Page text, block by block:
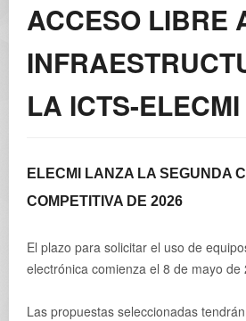
ACCESO LIBRE
LA ICTS-ELECMI
ELECMI LANZA LA SEGUNDA
COMPETITIVA DE 2026
El plazo para solicitar el uso de
electrónica comienza el 8 de mayo de
Las propuestas seleccionadas